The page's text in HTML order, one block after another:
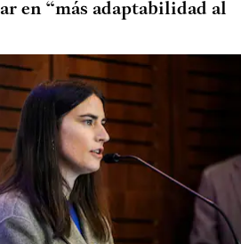
en “más adaptabilidad al